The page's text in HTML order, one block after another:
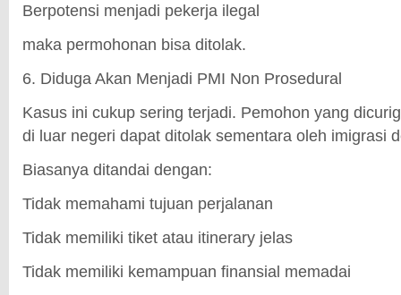
Berpotensi menjadi pekerja ilegal
maka permohonan bisa ditolak.
6. Diduga Akan Menjadi PMI Non Prosedural
Kasus ini cukup sering terjadi. Pemohon yang
di luar negeri dapat ditolak sementara oleh imigrasi
Biasanya ditandai dengan:
Tidak memahami tujuan perjalanan
Tidak memiliki tiket atau itinerary jelas
Tidak memiliki kemampuan finansial memadai